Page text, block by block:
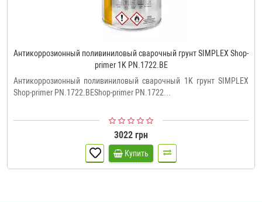
Антикоррозионный поливиниловый сварочный грунт SIMPLEX Shop-
primer 1K PN.1722.BE
Антикоррозионный поливиниловый сварочный 1K грунт SIMPLEX
Shop-primer PN.1722.BEShop-primer PN.1722...
3022 грн
Купить